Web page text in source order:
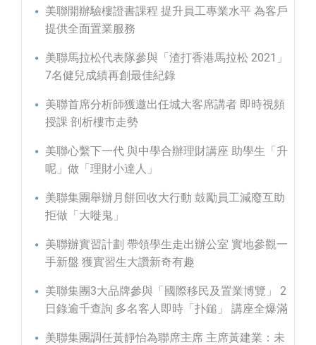
美聯開辦驗樓證書課程 提升員工專業水平 為客戶
提供全面置業服務
美聯馬拉松代表隊參與「渣打香港馬拉松 2021」
7名健兒成績再創最佳紀錄
美聯首席分析師獲邀出任城大客席講者 即時視頻
授課 剖析樓市走勢
美聯心繫下一代 與中學合辦理財講座 助學生「升
呢」做「理財小達人」
美聯集團舉辦月餅回收大行動 鼓勵員工減廢互助
拒做「大嘥鬼」
美聯辦實習計劃 帶領學生走出辦公室 實地參觀一
手新盤 獲實習生大讚新奇有趣
美聯集團3大品牌參與「國際移民及置業博覽」 2
日錄逾千查詢 多名客人即時「扑鎚」 講座全爆滿
美聯集團調任黃靜怡為聯席主席 主席黃建業：未